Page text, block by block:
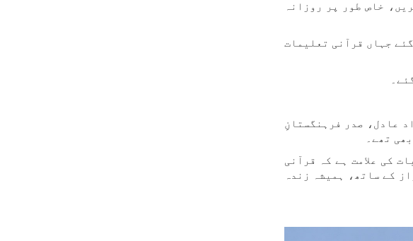
خبریں، خاص طور پر روزانہ
جہاں قرآنی تعلیمات
عادل، صدر فرہنگستانِ
تھے۔
کی علامت ہے کہ قرآنی
کے ساتھ، ہمیشہ زندہ